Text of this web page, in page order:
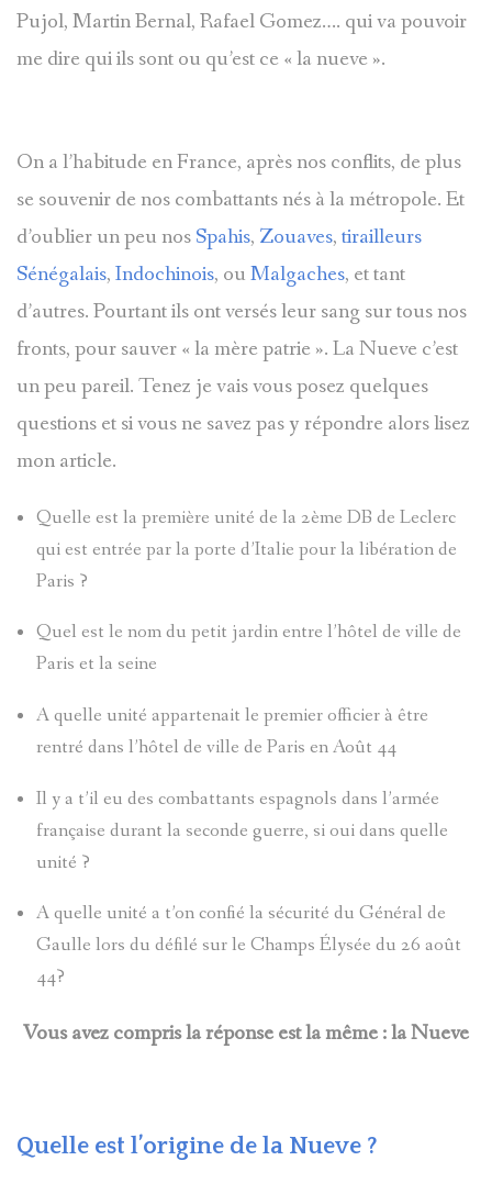
Pujol, Martin Bernal, Rafael Gomez…. qui va pouvoir
me dire qui ils sont ou qu’est ce « la nueve ».
On a l’habitude en France, après nos conflits, de plus
se souvenir de nos combattants nés à la métropole. Et
d’oublier un peu nosSpahis, Zouaves,tirailleurs
Sénégalais,Indochinois, ouMalgaches, et tant
d’autres. Pourtant ils ont versés leur sang sur tous nos
fronts, pour sauver « la mère patrie ». La Nueve c’est
un peu pareil. Tenez je vais vous posez quelques
questions et si vous ne savez pas y répondre alors lisez
mon article.
Quelle est la première unité de la 2ème DB de Leclerc
qui est entrée par la porte d’Italie pour la libération de
Paris ?
Quel est le nom du petit jardin entre l’hôtel de ville de
Paris et la seine
A quelle unité appartenait le premier officier à être
rentré dans l’hôtel de ville de Paris en Août 44
Il y a t’il eu des combattants espagnols dans l’armée
française durant la seconde guerre, si oui dans quelle
unité ?
A quelle unité a t’on confié la sécurité du Général de
Gaulle lors du défilé sur le Champs Élysée du 26 août
44?
Vous avez compris la réponse est la même : la Nueve
Quelle est l’origine de la Nueve ?